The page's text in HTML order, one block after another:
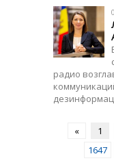
радио
« 1
1647